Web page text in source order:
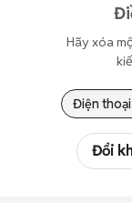
Hãy xóa
Điện thoại
Đổi